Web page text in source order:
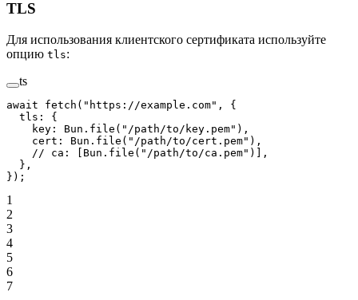
TLS
Для использования клиентского сертификата используйте
опцию tls:
ts
await fetch ( "https://example.com" , {
  tls: {
    key: Bun.
file ( "/path/to/key.pem" ),
    cert: Bun.
file ( "/path/to/cert.pem" ),
    // ca: [Bun.file("/path/to/ca.pem")],
  },
});
1
2
3
4
5
6
7